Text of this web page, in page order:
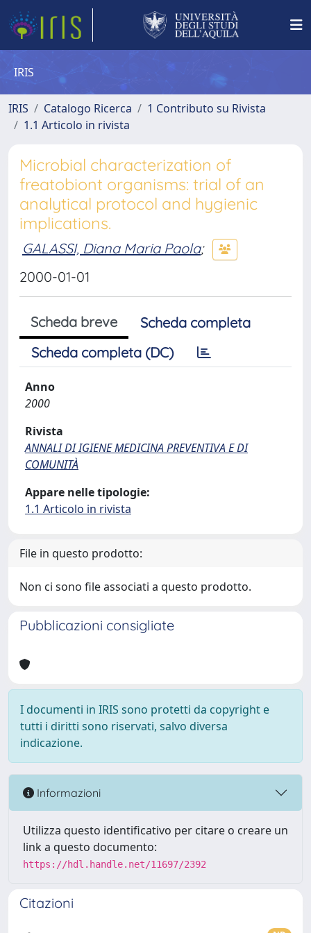
IRIS
IRIS Catalogo Ricerca
1 Contributo su Rivista
1.1 Articolo in rivista
Microbial characterization of
freatobiont organisms: trial of an
analytical protocol and hygienic
implications.
GALASSI, Diana Maria Paola;
2000-01-01
Scheda breve
Scheda completa
Scheda completa (DC)
Anno
2000
Rivista
ANNALI DI IGIENE MEDICINA PREVENTIVA E DI
COMUNITÀ
Appare nelle tipologie:
1.1 Articolo in rivista
File in questo prodotto:
Non ci sono file associati a questo prodotto.
Pubblicazioni consigliate
I documenti in IRIS sono protetti da copyright e
tutti i diritti sono riservati, salvo diversa
indicazione.
Informazioni
Utilizza questo identificativo per citare o creare un
link a questo documento:
https://hdl.handle.net/11697/2392
Citazioni